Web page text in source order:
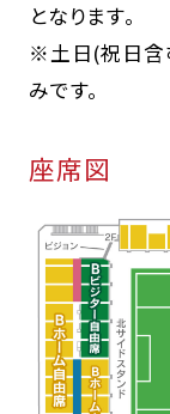
となります。
※土日(祝日含
みです。
座席図